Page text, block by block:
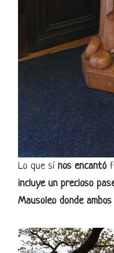
Lo que sí nos encantó
incluye un precioso
Mausoleo donde